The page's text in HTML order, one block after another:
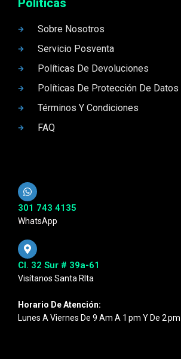
Politicas
Sobre Nosotros
Servicio Posventa
Políticas De Devoluciones
Políticas De Protección De Datos
Términos Y Condiciones
FAQ
301 743 4135
WhatsApp
Cl. 32 Sur # 39a-61
Visítanos Santa RIta
Horario De Atención:
Lunes A Viernes De 9 Am A 1 Pm Y De 2